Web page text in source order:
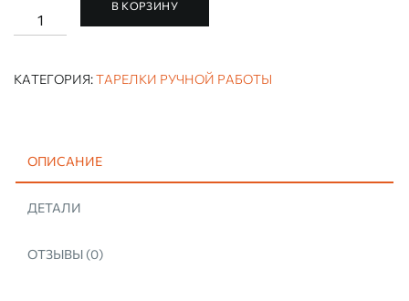
Количество
ТАРЕЛКА
РАБОТЫ
"ПАЛОМАБЛУ"
В КОРЗИНУ
КАТЕГОРИЯ:ТАРЕЛКИ РУЧНОЙ РАБОТЫ
ОПИСАНИЕ
ДЕТАЛИ
ОТЗЫВЫ (0)